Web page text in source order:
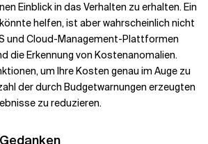
Einblick in das Verhalten zu erhalten. Ein
helfen, ist aber wahrscheinlich nicht
und Cloud-Management-Plattformen
die Erkennung von Kostenanomalien.
um Ihre Kosten genau im Auge zu
der durch Budgetwarnungen erzeugten
zu reduzieren.